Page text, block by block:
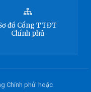
đồ Cổng TTĐT
Chính phủ
Chính phủ' hoặc